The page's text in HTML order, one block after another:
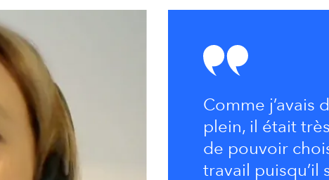
Comme j’avais
plein, il était
de pouvoir
travail puisqu’il